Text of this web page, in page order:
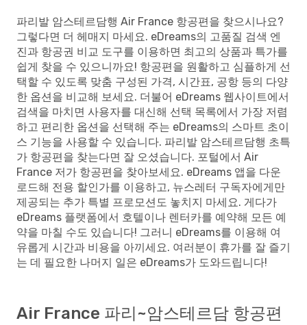
파리발 암스테르담행 Air France 항공편을 찾으시나요?
그렇다면 더 헤매지 마세요. eDreams의 고품질 검색 엔
진과 항공권 비교 도구를 이용하면 최고의 상품과 특가를
쉽게 찾을 수 있으니까요! 항공편을 원활하고 심플하게 선
택할 수 있도록 맞춤 구성된 가격, 시간표, 공항 등의 다양
한 옵션을 비교해 보세요. 더불어 eDreams 웹사이트에서
검색을 마치면 사용자를 대신해 선택 목록에서 가장 저렴
하고 편리한 옵션을 선택해 주는 eDreams의 스마트 초이
스 기능을 사용할 수 있습니다. 파리발 암스테르담행 초특
가 항공편을 찾는다면 잘 오셨습니다. 포털에서 Air
France 저가 항공편을 찾아보세요. eDreams 앱을 다운
로드해 전용 할인가를 이용하고, 뉴스레터 구독자에게만
제공되는 추가 특별 프로모션도 놓치지 마세요. 게다가
eDreams 플랫폼에서 호텔이나 렌터카를 예약해 모든 예
약을 마칠 수도 있습니다! 그러니 eDreams를 이용해 여
유롭게 시간과 비용을 아끼세요. 여러분이 휴가를 잘 즐기
는 데 필요한 나머지 일은 eDreams가 도와드립니다!
Air France 파리~암스테르담 항공편